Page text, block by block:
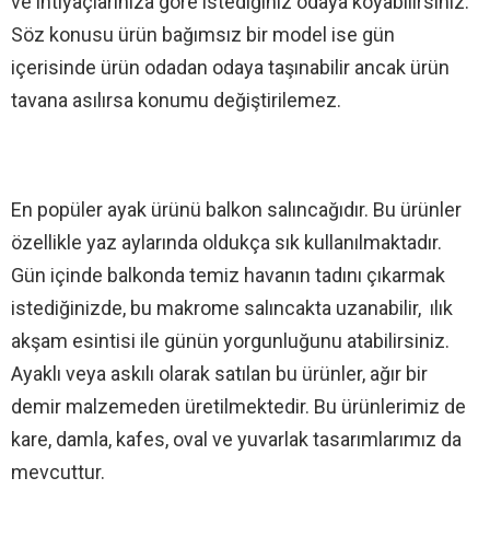
Söz konusu ürün bağımsız bir model ise gün
içerisinde ürün odadan odaya taşınabilir ancak ürün
tavana asılırsa konumu değiştirilemez.
En popüler ayak ürünü balkon salıncağıdır. Bu ürünler
özellikle yaz aylarında oldukça sık kullanılmaktadır.
Gün içinde balkonda temiz havanın tadını çıkarmak
istediğinizde, bu makrome salıncakta uzanabilir, ılık
akşam esintisi ile günün yorgunluğunu atabilirsiniz.
Ayaklı veya askılı olarak satılan bu ürünler, ağır bir
demir malzemeden üretilmektedir. Bu ürünlerimiz de
kare, damla, kafes, oval ve yuvarlak tasarımlarımız da
mevcuttur.